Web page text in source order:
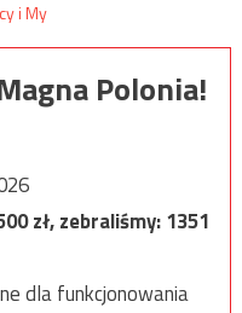
Polonia!
zł, zebraliśmy:1351
dla funkcjonowania